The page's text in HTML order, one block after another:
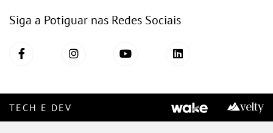
Siga a Potiguar nas Redes Sociais
TECH E DEV